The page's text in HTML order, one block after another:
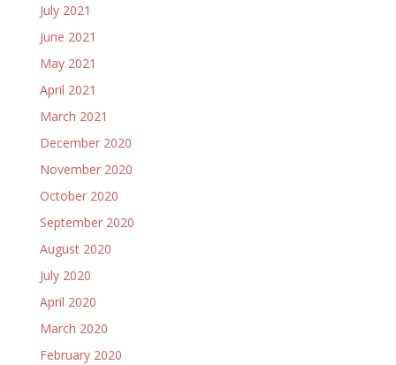
July 2021
June 2021
May 2021
April 2021
March 2021
December 2020
November 2020
October 2020
September 2020
August 2020
July 2020
April 2020
March 2020
February 2020